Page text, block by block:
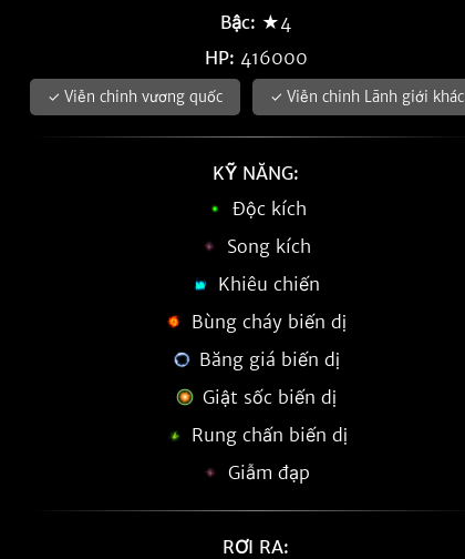
Bậc: ★4
HP: 416000
✓ Viễn chinh vương quốc ✓ Viễn chinh Lãnh giới khác
KỸ NĂNG:
Độc kích
Song kích
Khiêu chiến
Bùng cháy biến dị
Băng giá biến dị
Giật sốc biến dị
Rung chấn biến dị
Giẫm đạp
RƠI RA: